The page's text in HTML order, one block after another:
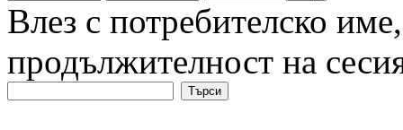
Влез с потребителско
продължителност на